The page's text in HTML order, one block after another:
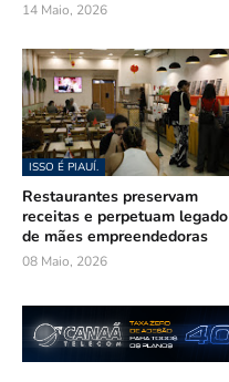
14 Maio, 2026
ISSO É PIAUÍ.
Restaurantes preservam
receitas e perpetuam legado
de mães empreendedoras
08 Maio, 2026